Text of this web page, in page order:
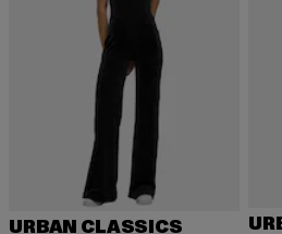
URBAN CLASSICS